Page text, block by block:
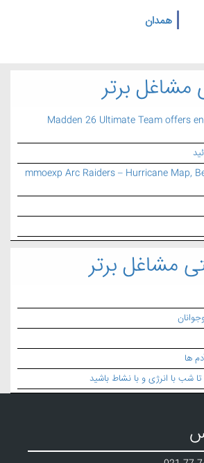
همدان
مشاغل برتر
Madden 26 Ultimate Team offers
mmoexp Arc Raiders – Hurricane Map,
مشاغل برتر
ها
شب با انرژی و با نشاط باشید